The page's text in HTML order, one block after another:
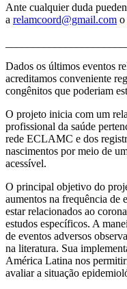
Ante cualquier duda
a relamcoord@gmail.com o
Dados os últimos eventos
acreditamos conveniente
congênitos que poderiam
O projeto inicia com um
profissional da saúde
rede ECLAMC e dos
nascimentos por meio de
acessível.
O principal objetivo do
aumentos na frequência de
estar relacionados ao
estudos específicos. A
de eventos adversos
na literatura. Sua
América Latina nos
avaliar a situação